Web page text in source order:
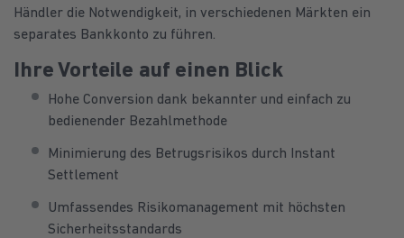
Händler die Notwendigkeit, in verschiedenen Märkten ein
separates Bankkonto zu führen.
Ihre Vorteile auf einen Blick
Hohe Conversion dank bekannter und einfach zu
bedienender Bezahlmethode
Minimierung des Betrugsrisikos durch Instant
Settlement
Umfassendes Risikomanagement mit höchsten
Sicherheitsstandards